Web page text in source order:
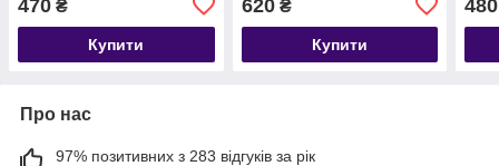
470 ₴
Купити
620₴
Купити
480
Про нас
97% позитивних з 283 відгуків за рік